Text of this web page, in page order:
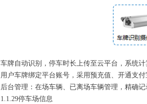
车牌自动识别，停车时长上传至云平台，系统计
用户车牌绑定平台账号，采用预充值、开通支
后台管理：在场车辆、已离场车辆管理，精确
1.1.29停车场信息